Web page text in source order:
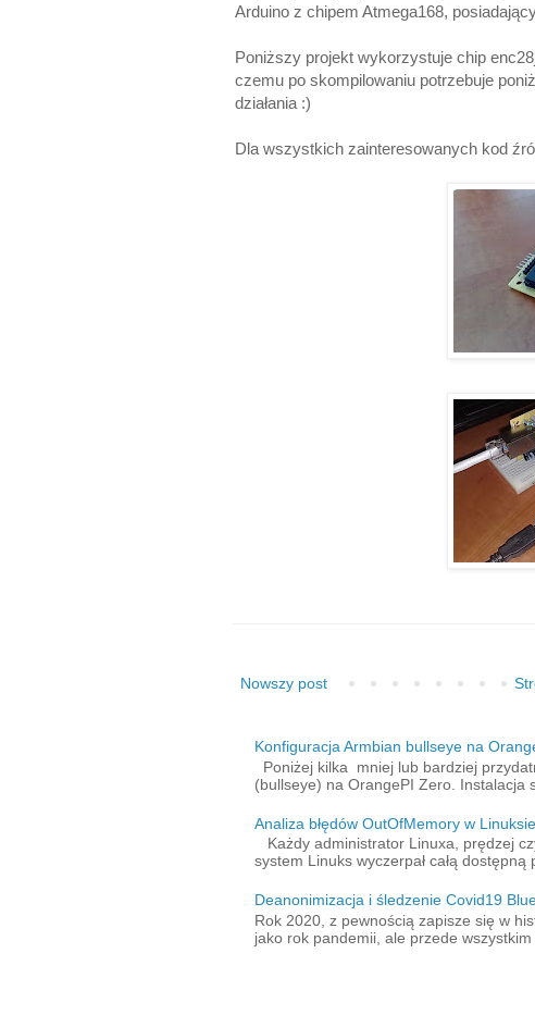
Arduino z chipem Atmega168,
Poniższy projekt wykorzystuje chip
czemu po skompilowaniu potrzebuje
działania :)
Dla wszystkich zainteresowanych kod
Nowszy post
Konfiguracja Armbian bullseye na
Poniżej kilka mniej lub bardziej
(bullseye) na OrangePI Zero. Instalacja
Analiza błędów OutOfMemory w Linuksie
Każdy administrator Linuxa, prędzej
system Linuks wyczerpał całą dostępną
Deanonimizacja i śledzenie Covid19
Rok 2020, z pewnością zapisze się w
jako rok pandemii, ale przede wszystkim